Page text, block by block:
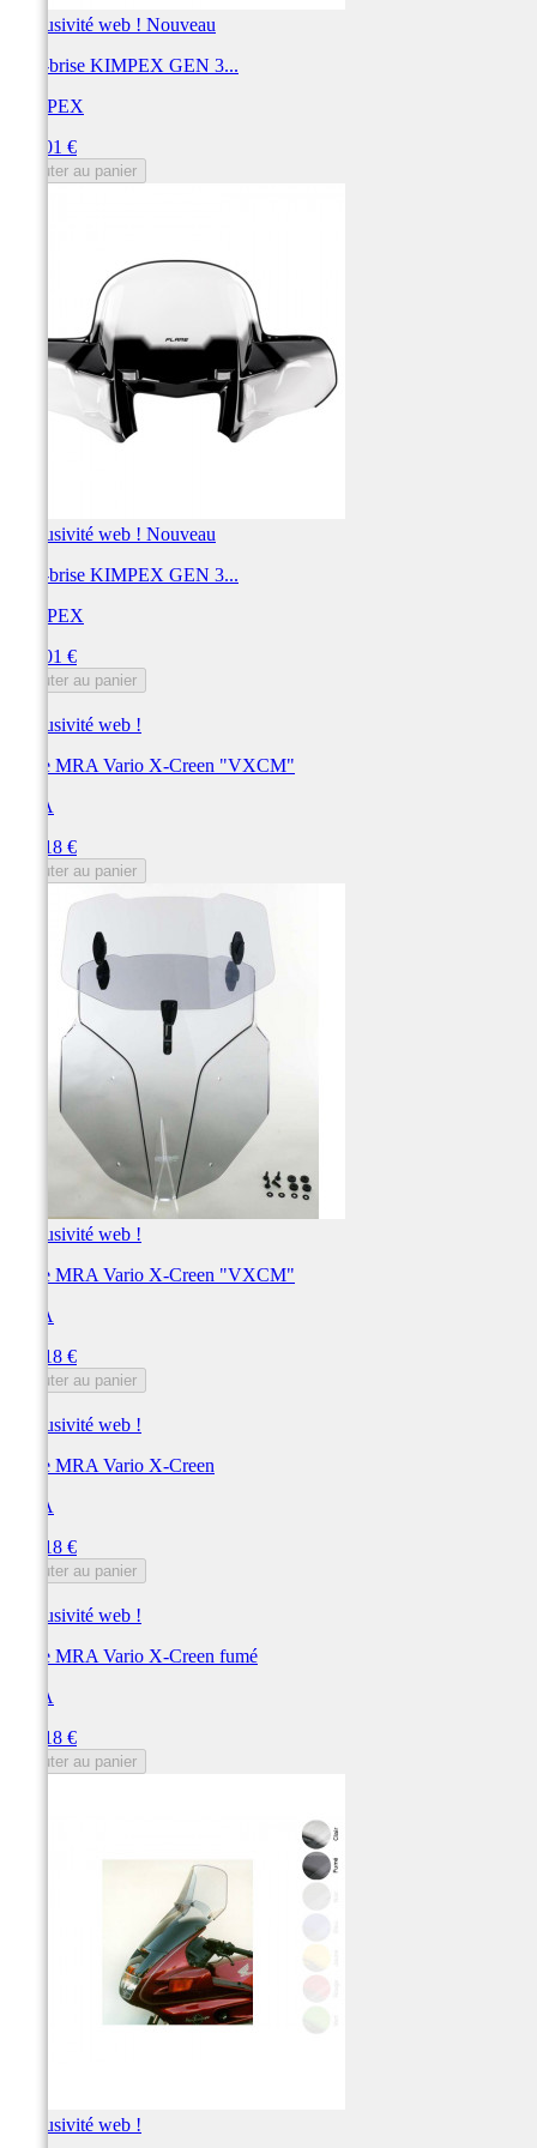
Exclusivité web ! Nouveau
Pare-brise KIMPEX GEN 3...
KIMPEX
299,01 €
Ajouter au panier
Exclusivité web ! Nouveau
Pare-brise KIMPEX GEN 3...
KIMPEX
299,01 €
Ajouter au panier
Exclusivité web !
Bulle MRA Vario X-Creen "VXCM"
MRA
267,18 €
Ajouter au panier
Exclusivité web !
Bulle MRA Vario X-Creen "VXCM"
MRA
267,18 €
Ajouter au panier
Exclusivité web !
Bulle MRA Vario X-Creen
MRA
267,18 €
Ajouter au panier
Exclusivité web !
Bulle MRA Vario X-Creen fumé
MRA
267,18 €
Ajouter au panier
Exclusivité web !